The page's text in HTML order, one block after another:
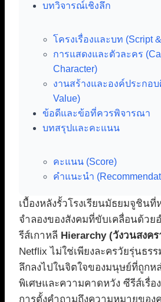
บทวิจารณ์เชิงลึก
โครงเรื่องและบท (Script
การแสดงและตัวละคร
Character)
งานสร้างและองค์ประกอบ
Value)
ข้อดีและข้อที่ควรพิจารณา
บทสรุปและคะแนน
คะแนน (Score)
คำแนะนำ
เบื้องหลังรั้วโรงเรียนมัธยมจูชินที่
จำลองของสังคมที่ขับเคลื่อนด้ว
รีส์เกาหลี Hierarchy (วังวนสงค
Netflix ไม่ใช่เพียงละครวัยรุ่นธร
ลึกลงไปในจิตใจของมนุษย์ที่ถูกห
พิเศษและความคาดหวัง ซีรีส์เรื่
การตั้งคำถามถึงความหมายของ